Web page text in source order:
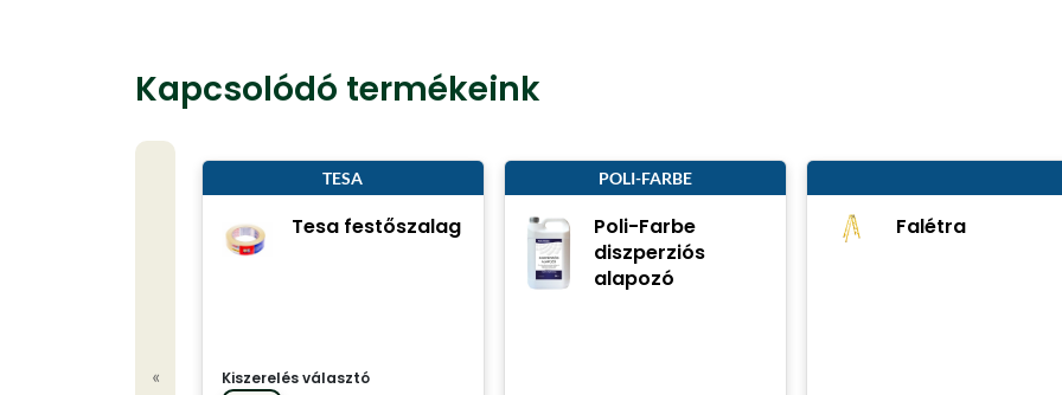
Kapcsolódó termékeink
«
TESA
Tesa festőszalag
Kiszerelés választó
POLI-FARBE
Poli-Farbe
diszperziós
alapozó
Falétra